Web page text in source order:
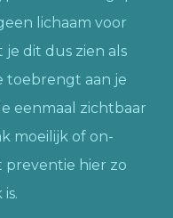
lichaam voor
dit dus zien als
toebrengt aan je
eenmaal zichtbaar
moeilijk of on-
preventie hier zo